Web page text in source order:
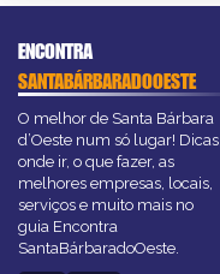
ENCONTRA
SANTABÁRBARADOOESTE
O melhor de Santa Bárbara
d’Oeste num só lugar! Dicas,
onde ir, o que fazer, as
melhores empresas, locais,
serviços e muito mais no
guia Encontra
SantaBárbaradoOeste.